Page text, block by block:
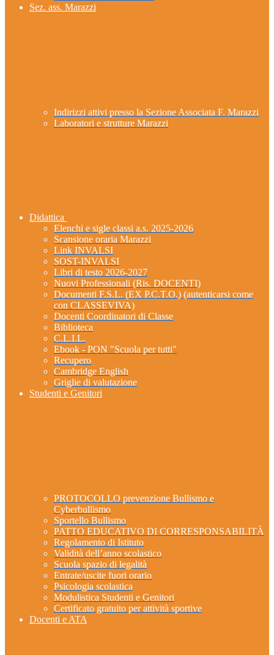
Sez. ass. Marazzi
Indirizzi attivi presso la Sezione Associata F. Marazzi
Laboratori e strutture Marazzi
Didattica
Elenchi e sigle classi a.s. 2025-2026
Scansione oraria Marazzi
Link INVALSI
SOST-INVALSI
Libri di testo 2026-2027
Nuovi Professionali (Ris. DOCENTI)
Documenti F.S.L. (EX P.C.T.O.) (autenticarsi come
con CLASSEVIVA)
Docenti Coordinatori di Classe
Biblioteca
C.L.I.L.
Ebook - PON "Scuola per tutti"
Recupero
Cambridge English
Griglie di valutazione
Studenti e Genitori
PROTOCOLLO prevenzione Bullismo e
Cyberbullismo
Sportello Bullismo
PATTO EDUCATIVO DI CORRESPONSABILITÀ
Regolamento di Istituto
Validità dell’anno scolastico
Scuola spazio di legalità
Entrate/uscite fuori orario
Psicologia scolastica
Modulistica Studenti e Genitori
Certificato gratuito per attività sportive
Docenti e ATA